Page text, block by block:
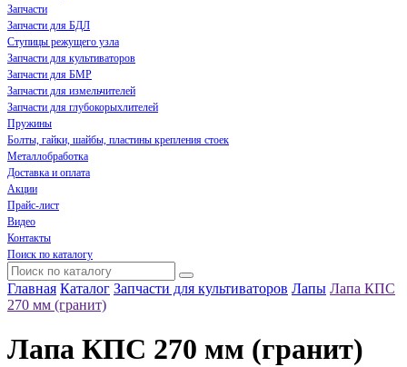
Запчасти
Запчасти для БДЛ
Ступицы режущего узла
Запчасти для культиваторов
Запчасти для БМР
Запчасти для измельчителей
Запчасти для глубокорыхлителей
Пружины
Болты, гайки, шайбы, пластины крепления стоек
Металлобработка
Доставка и оплата
Акции
Прайс-лист
Видео
Контакты
Поиск по каталогу
Главная Каталог Запчасти для культиваторов Лапы Лапа КПС
270 мм (гранит)
Лапа КПС 270 мм (гранит)